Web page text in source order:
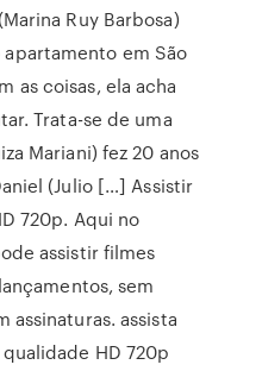
Ruy Barbosa)
em São
as coisas, ela acha
Trata-se de uma
Mariani) fez 20 anos
(Julio […] Assistir
720p. Aqui no
assistir filmes
sem
assinaturas. assista
HD 720p